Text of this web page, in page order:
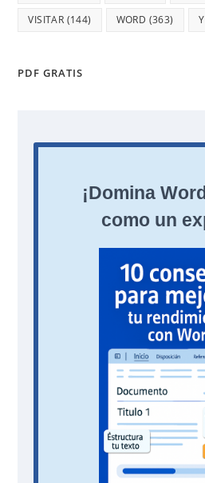
VISITAR (144) WORD (363) Y
PDF GRATIS